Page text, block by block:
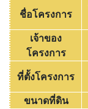
ชื่อโครงการ
เจ้าของ
โครงการ
ที่ตั้งโครงการ
ขนาดที่ดิน